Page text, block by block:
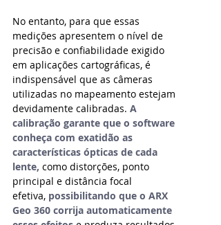
No entanto, para que essas
medições apresentem o nível de
precisão e confiabilidade exigido
em aplicações cartográficas, é
indispensável que as câmeras
utilizadas no mapeamento estejam
devidamente calibradas. A
calibração garante que o software
conheça com exatidão as
características ópticas de cada
lente, como distorções, ponto
principal e distância focal
efetiva, possibilitando que o ARX
Geo 360 corrija automaticamente